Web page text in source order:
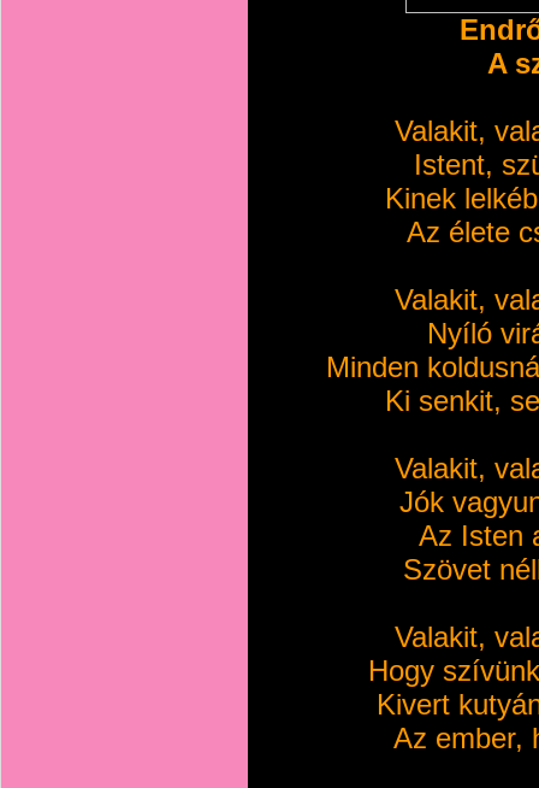
A
Valakit,
Istent,
Kinek
Az élete
Valakit,
Nyíló
Minden
Ki senkit,
Valakit,
Jók
Az Isten
Szövet
Valakit,
Hogy
Kivert
Az ember,